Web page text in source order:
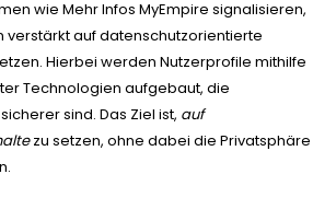
wie Mehr Infos MyEmpire signalisieren,
verstärkt auf datenschutzorientierte
Hierbei werden Nutzerprofile mithilfe
Technologien aufgebaut, die
sind. Das Ziel ist, auf
zu setzen, ohne dabei die Privatsphäre